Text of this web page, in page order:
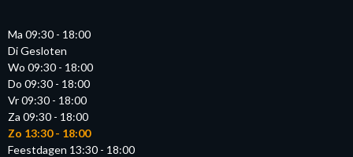
Ma 09:30 - 18:00
Di Gesloten
Wo 09:30 - 18:00
Do 09:30 - 18:00
Vr 09:30 - 18:00
Za 09:30 - 18:00
Zo 13:30 - 18:00
Feestdagen 13:30 - 18:00